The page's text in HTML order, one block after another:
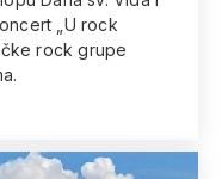
„U rock
rock grupe